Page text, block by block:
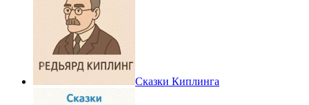
Сказки Киплинга